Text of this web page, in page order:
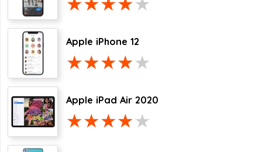
Apple iPhone 12
Apple iPad Air 2020